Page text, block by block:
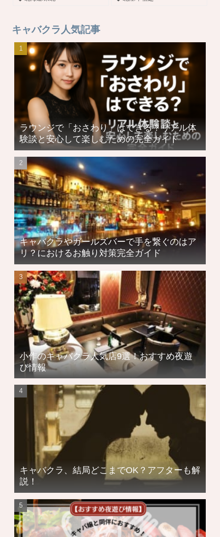
キャバクラ人気記事
ラウンジで「おさわり」はできる？リアル体
験談と安心して楽しむための完全ガイド
キャバクラやガールズバーで手を繋ぐのはア
リ？におけるお触り対策完全ガイド
小作のキャバクラ人気店9選！おすすめ夜遊
び情報
キャバクラ、結局どこまでOK？アフターも解
説！